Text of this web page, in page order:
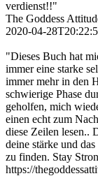
verdienst!!"
The Goddess
2020-04-
"Dieses Buch hat
immer eine starke
immer mehr in den
schwierige Phase
geholfen, mich
einen echt zum
diese Zeilen lesen..
deine stärke und
zu finden. Stay
https://